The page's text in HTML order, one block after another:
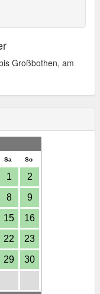
Großbothen, am
Sa So
1 2
8 9
15 16
22 23
29 30